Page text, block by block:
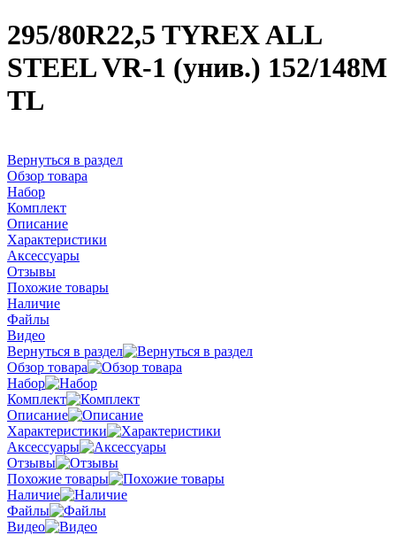
295/80R22,5 TYREX ALL
STEEL VR-1 (унив.) 152/148M
TL
Вернуться в раздел
Обзор товара
Набор
Комплект
Описание
Характеристики
Аксессуары
Отзывы
Похожие товары
Наличие
Файлы
Видео
Вернуться в раздел
Обзор товара
Набор
Комплект
Описание
Характеристики
Аксессуары
Отзывы
Похожие товары
Наличие
Файлы
Видео